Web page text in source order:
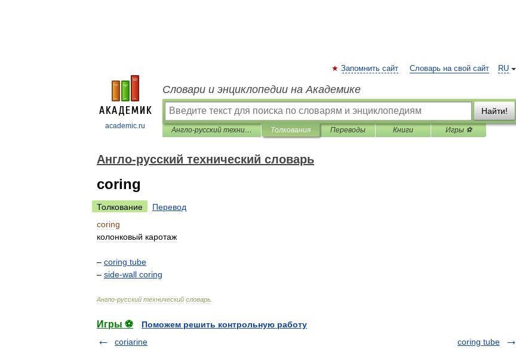
academic.ru
RU
Запомнить сайт Словарь на свой сайт
Словари и энциклопедии на Академике
Найти!
Англо-русский технический словарь Толкования Переводы Книги Игры ⚽
Англо-русский технический словарь
coring
Толкование
Перевод
coring
колонковый каротаж
– coring tube
– side-wall coring
Англо-русский технический словарь
Игры ⚽
Поможем решить контрольную работу
coriarine
coring tube